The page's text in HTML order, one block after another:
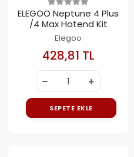
ELEGOO Neptune 4 Plus
/4 Max Hotend Kit
Elegoo
428,81 TL
SEPETE EKLE